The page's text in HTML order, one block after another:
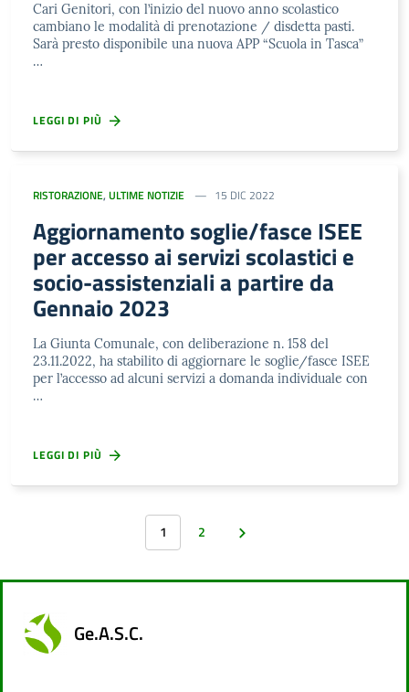
Cari Genitori, con l’inizio del nuovo anno scolastico
cambiano le modalità di prenotazione / disdetta pasti.
Sarà presto disponibile una nuova APP “Scuola in Tasca”
…
LEGGI DI PIÙ
RISTORAZIONE, ULTIME NOTIZIE 15 DIC 2022
Aggiornamento soglie/fasce ISEE
per accesso ai servizi scolastici e
socio-assistenziali a partire da
Gennaio 2023
La Giunta Comunale, con deliberazione n. 158 del
23.11.2022, ha stabilito di aggiornare le soglie/fasce ISEE
per l’accesso ad alcuni servizi a domanda individuale con
…
LEGGI DI PIÙ
1 2
Ge.A.S.C.